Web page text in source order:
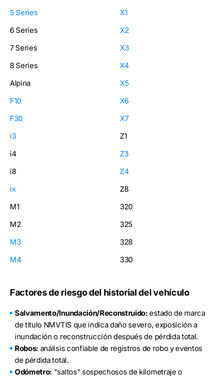
5 Series
6 Series
7 Series
8 Series
Alpina
F10
F30
i3
i4
i8
ix
M1
M2
M3
M4
X1
X2
X3
X4
X5
X6
X7
Z1
Z3
Z4
Z8
320
325
328
330
Factores de riesgo del historial del vehículo
Salvamento/Inundación/Reconstruido: estado de marca
de título NMVTIS que indica daño severo, exposición a
inundación o reconstrucción después de pérdida total.
Robos: análisis confiable de registros de robo y eventos
de pérdida total.
Odómetro: "saltos" sospechosos de kilometraje o